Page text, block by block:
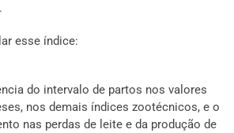
esse índice:
do intervalo de partos nos valores
nos demais índices zootécnicos, e o
nas perdas de leite e da produção de